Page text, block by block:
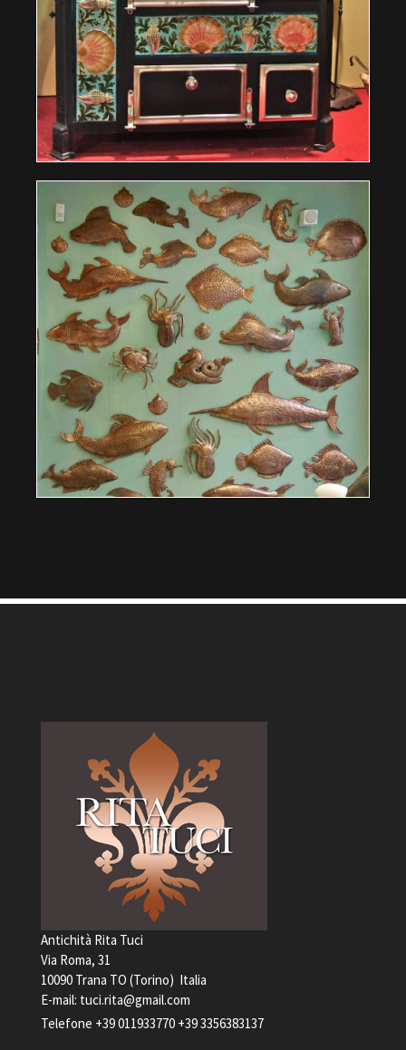
Antichità Rita Tuci
Via Roma, 31
10090 Trana TO (Torino) Italia
E-mail: tuci.rita@gmail.com
Telefone +39 011933770 +39 3356383137